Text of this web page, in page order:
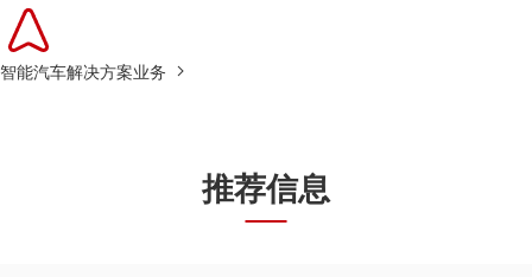
智能汽车解决方案业务
推荐信息